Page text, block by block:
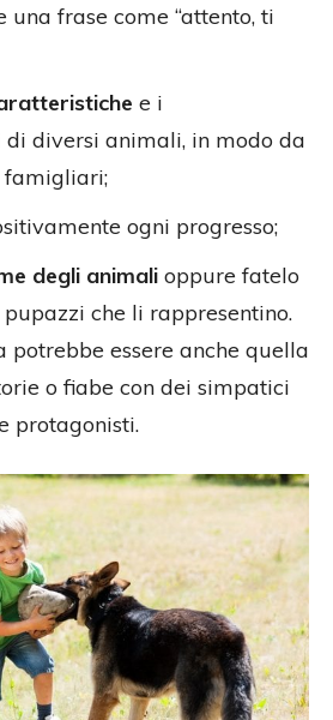
una frase come “attento, ti
e i
diversi animali, in modo da
ogni progresso;
degli animali oppure fatelo
che li rappresentino.
potrebbe essere anche quella
o fiabe con dei simpatici
protagonisti.